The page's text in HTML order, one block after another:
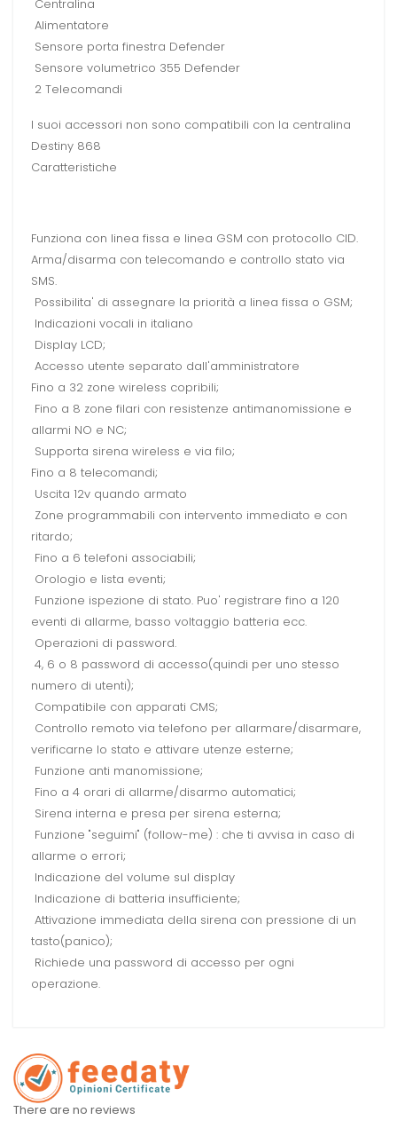
Centralina
Alimentatore
Sensore porta finestra Defender
Sensore volumetrico 355 Defender
2 Telecomandi
I suoi accessori non sono compatibili con la centralina
Destiny 868
Caratteristiche
Funziona con linea fissa e linea GSM con protocollo CID.
Arma/disarma con telecomando e controllo stato via
SMS.
Possibilita' di assegnare la priorità a linea fissa o GSM;
Indicazioni vocali in italiano
Display LCD;
Accesso utente separato dall'amministratore
Fino a 32 zone wireless copribili;
Fino a 8 zone filari con resistenze antimanomissione e
allarmi NO e NC;
Supporta sirena wireless e via filo;
Fino a 8 telecomandi;
Uscita 12v quando armato
Zone programmabili con intervento immediato e con
ritardo;
Fino a 6 telefoni associabili;
Orologio e lista eventi;
Funzione ispezione di stato. Puo' registrare fino a 120
eventi di allarme, basso voltaggio batteria ecc.
Operazioni di password.
4, 6 o 8 password di accesso(quindi per uno stesso
numero di utenti);
Compatibile con apparati CMS;
Controllo remoto via telefono per allarmare/disarmare,
verificarne lo stato e attivare utenze esterne;
Funzione anti manomissione;
Fino a 4 orari di allarme/disarmo automatici;
Sirena interna e presa per sirena esterna;
Funzione "seguimi" (follow-me) : che ti avvisa in caso di
allarme o errori;
Indicazione del volume sul display
Indicazione di batteria insufficiente;
Attivazione immediata della sirena con pressione di un
tasto(panico);
Richiede una password di accesso per ogni
operazione.
There are no reviews